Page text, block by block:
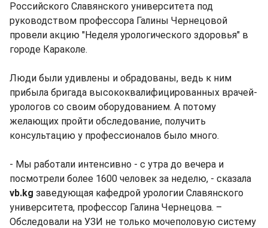
Российского Славянского университета под
руководством профессора Галины Чернецовой
провели акцию "Неделя урологического здоровья" в
городе Караколе.
Люди были удивлены и обрадованы, ведь к ним
прибыла бригада высококвалифицированных врачей-
урологов со своим оборудованием. А потому
желающих пройти обследование, получить
консультацию у профессионалов было много.
- Мы работали интенсивно - с утра до вечера и
посмотрели более 1600 человек за неделю, - сказала
vb.kg заведующая кафедрой урологии Славянского
университета, профессор Галина Чернецова. –
Обследовали на УЗИ не только мочеполовую систему